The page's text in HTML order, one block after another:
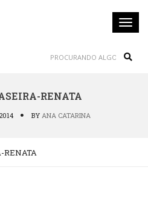
RENATA
BY ANA CATARINA
RENATA